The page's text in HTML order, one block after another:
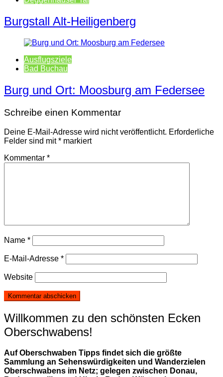
Burgstall Alt-Heiligenberg
Ausflugsziele
Bad Buchau
Burg und Ort: Moosburg am Federsee
Schreibe einen Kommentar
Deine E-Mail-Adresse wird nicht veröffentlicht. Erforderliche
Felder sind mit* markiert
Kommentar *
Name *
E-Mail-Adresse *
Website
Willkommen zu den schönsten Ecken
Oberschwabens!
Auf Oberschwaben Tipps findet sich die größte
Sammlung an Sehenswürdigkeiten und Wanderzielen
Oberschwabens im Netz; gelegen zwischen Donau,